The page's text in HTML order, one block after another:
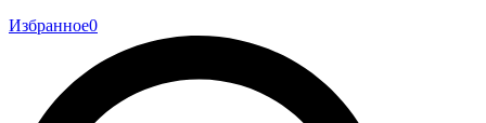
Избранное0